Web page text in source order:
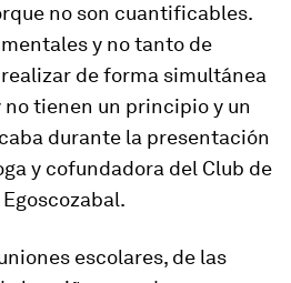
no son cuantificables.
y no tanto de
de forma simultánea
tienen un principio y un
durante la presentación
y cofundadora del Club de
escolares, de las